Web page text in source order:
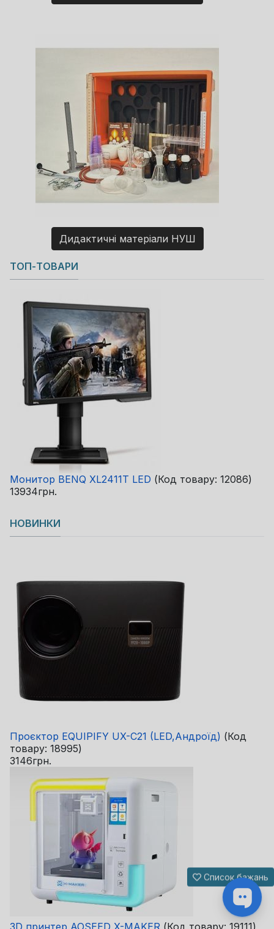
Дидактичні матеріали НУШ
Copyright MAXXmarketing GmbH
JoomShopping Download & Support
ТОП-ТОВАРИ
Монитор BENQ XL2411T LED (Код товару: 12086)
13934грн.
НОВИНКИ
Проєктор EQUIPIFY UX-C21 (LED,Андроїд) (Код
товару: 18995)
3146грн.
3D принтер AOSEED X-MAKER (Код товару: 19111)
Список бажань